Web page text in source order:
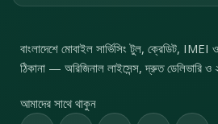
বাংলাদেশে মোবাইল সার্ভিসিং টুল, ক্রেডিট, IMEI
ঠিকানা — অরিজিনাল লাইসেন্স, দ্রুত ডেলিভারি ও
আমাদের সাথে থাকুন